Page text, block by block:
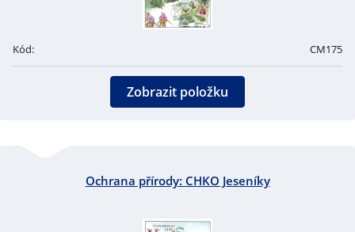
Kód: CM175
Zobrazit položku
Ochrana přírody: CHKO Jeseníky